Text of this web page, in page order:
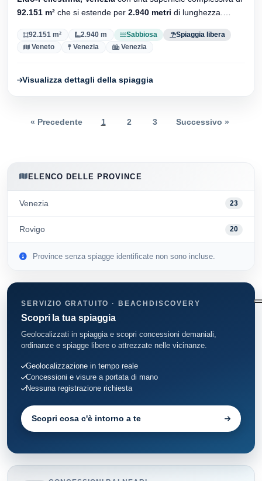
ELENCO DELLE PROVINCE
Venezia 23
Rovigo 20
Province senza spiagge identificate non sono incluse.
SERVIZIO GRATUITO · BEACHDISCOVERY
Scopri la tua spiaggia
Geolocalizzati in spiaggia e scopri concessioni demaniali,
ordinanze e spiagge libere o attrezzate nelle vicinanze.
Geolocalizzazione in tempo reale
Concessioni e visure a portata di mano
Nessuna registrazione richiesta
Scopri cosa c'è intorno a te
92.151 m² che si estende per 2.940 metri di lunghezza.
92.151 m² 2.940 m Sabbiosa
Spiaggia libera
Veneto
Venezia Venezia
Visualizza dettagli della spiaggia
« Precedente 1 2 3 Successivo »